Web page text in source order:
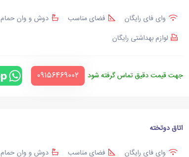
وای فای رایگان فضای مناسب
دوش و وان حمام
لوازم بهداشتی رایگان
جهت قیمت دقیق تماس گرفته شود ‪09156469002‬
اتاق دوتخته
وای فای رایگان فضای مناسب
دوش و وان حمام